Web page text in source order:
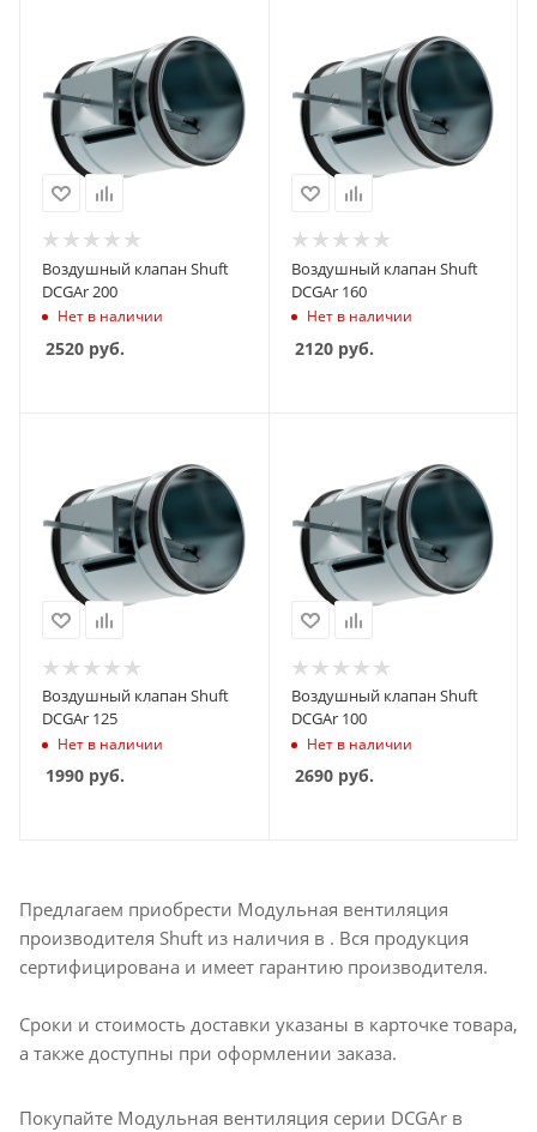
Воздушный клапан Shuft
DCGAr 200
Нет в наличии
2520 руб.
Воздушный клапан Shuft
DCGAr 160
Нет в наличии
2120руб.
Воздушный клапан Shuft
DCGAr 125
Нет в наличии
1990 руб.
Воздушный клапан Shuft
DCGAr 100
Нет в наличии
2690руб.
Предлагаем приобрести Модульная вентиляция
производителя Shuft из наличия в . Вся продукция
сертифицирована и имеет гарантию производителя.
Сроки и стоимость доставки указаны в карточке товара,
а также доступны при оформлении заказа.
Покупайте Модульная вентиляция серии DCGAr в